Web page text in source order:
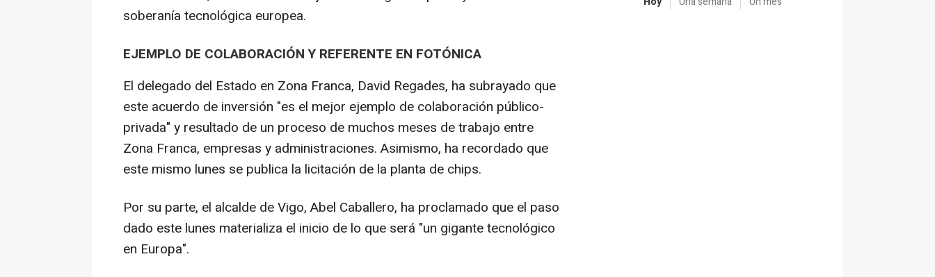
soberanía tecnológica europea.
EJEMPLO DE COLABORACIÓN Y REFERENTE EN FOTÓNICA
El delegado del Estado en Zona Franca, David Regades, ha subrayado que
este acuerdo de inversión "es el mejor ejemplo de colaboración público-
privada" y resultado de un proceso de muchos meses de trabajo entre
Zona Franca, empresas y administraciones. Asimismo, ha recordado que
este mismo lunes se publica la licitación de la planta de chips.
Por su parte, el alcalde de Vigo, Abel Caballero, ha proclamado que el paso
dado este lunes materializa el inicio de lo que será "un gigante tecnológico
en Europa".